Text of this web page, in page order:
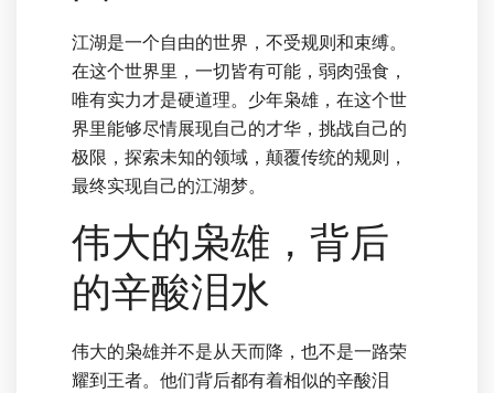
江湖是一个自由的世界，不受规则和束缚。
在这个世界里，一切皆有可能，弱肉强食，
唯有实力才是硬道理。少年枭雄，在这个世
界里能够尽情展现自己的才华，挑战自己的
极限，探索未知的领域，颠覆传统的规则，
最终实现自己的江湖梦。
伟大的枭雄，背后
的辛酸泪水
伟大的枭雄并不是从天而降，也不是一路荣
耀到王者。他们背后都有着相似的辛酸泪